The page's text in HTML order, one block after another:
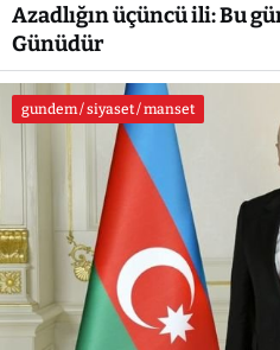
Azadlığın üçüncü ili: Bu
Günüdür
gundem / siyaset / manset